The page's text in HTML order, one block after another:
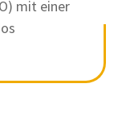
mit einer